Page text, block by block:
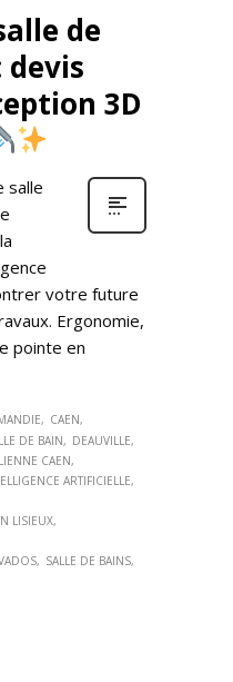
de
devis
3D
salle
votre future
Ergonomie,
pointe en
CAEN
DE BAIN
DEAUVILLE
CAEN
ARTIFICIELLE
LISIEUX
SALLE DE BAINS